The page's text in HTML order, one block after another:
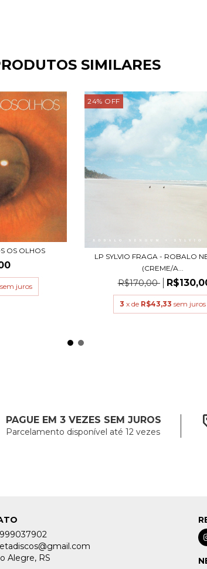
SIMILARES
OS OLHOS
sem juros
24% OFF
LP SYLVIO FRAGA - ROBALO
(CREME/A...
R$170,00
3 x de R$43,33 sem juros
PAGUE EM 3 VEZES SEM JUROS
Parcelamento disponível até 12 vezes
999037902
Alegre, RS